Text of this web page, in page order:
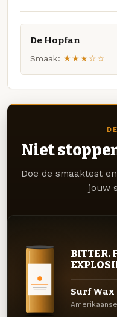
De Hopfan
Smaak: ★★★☆☆
Niet
Doe de smaaktest
jouw
BITTER.
Surf Wax